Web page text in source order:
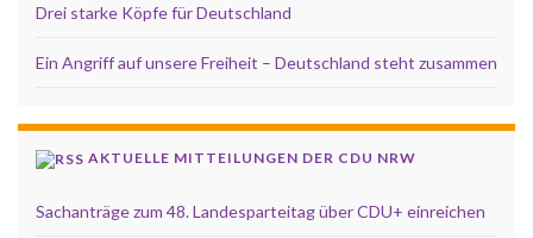
Drei starke Köpfe für Deutschland
Ein Angriff auf unsere Freiheit – Deutschland steht zusammen
AKTUELLE MITTEILUNGEN DER CDU NRW
Sachanträge zum 48. Landesparteitag über CDU+ einreichen